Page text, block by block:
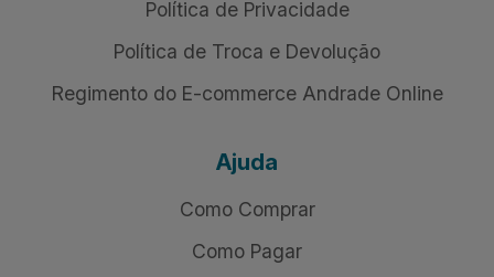
Política de Privacidade
Política de Troca e Devolução
Regimento do E-commerce Andrade Online
Ajuda
Como Comprar
Como Pagar